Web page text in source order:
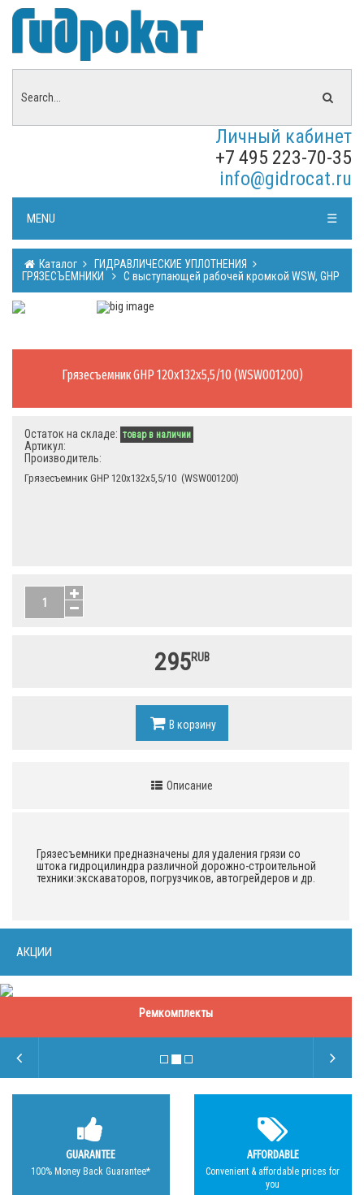
Личный кабинет
+7 495 223-70-35
info@gidrocat.ru
MENU ☰
Каталог
ГИДРАВЛИЧЕСКИЕ УПЛОТНЕНИЯ
ГРЯЗЕСЪЕМНИКИ
С выступающей рабочей кромкой WSW, GHP
Грязесъемник GHP 120х132х5,5/10 (WSW001200)
Остаток на складе: товар в наличии
Артикул:
Производитель:
Грязесъемник GHP 120х132х5,5/10 (WSW001200)
295RUB
В корзину
Описание
Грязесъемники предназначены для удаления грязи со
штока гидроцилиндра различной дорожно-строительной
техники:экскаваторов, погрузчиков, автогрейдеров и др.
АКЦИИ
Ремкомплекты
GUARANTEE
100% Money Back Guarantee*
AFFORDABLE
Convenient & affordable prices for
you